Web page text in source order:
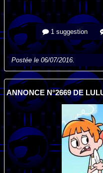
1 suggestion
Postée le 06/07/2016.
ANNONCE N°2669 DE